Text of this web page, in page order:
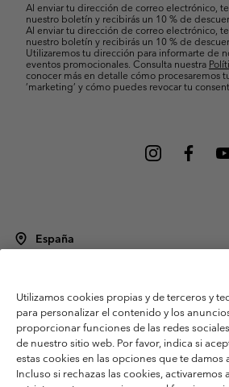
Al enviar tu dirección de correo electrónico,
nuestro boletín y recibirás un 10 % de
Al enviar tu dirección de correo electrónico,
nuestro boletín y recibirás un 10 % de
Utilizaremos tu dirección para informarte de
eventos promocionales. Consulta nuestra
conocer más en detalle cómo procesaremos
’marketing’ y cómo puedes revocar tu
España
Condiciones de uso
Terminos de Venta
Política de Privacidad
Términos y condiciones del programa de
Términos De Uso Del Contenido Generado Por
Utilizamos cookies propias y de terceros y
para personalizar el contenido y los
proporcionar funciones de las redes
de nuestro sitio web. Por favor, indica si
estas cookies en las opciones que te
Incluso si rechazas las cookies, activaremos
Selecciona tu país e